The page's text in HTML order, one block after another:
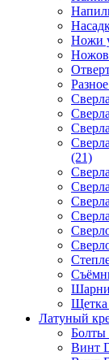
Ножи
(21)
Латуный
Болты
Винт